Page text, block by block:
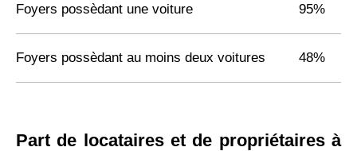
Foyers possèdant une voiture 95%
Foyers possèdant au moins deux voitures 48%
Part de locataires et de propriétaires à